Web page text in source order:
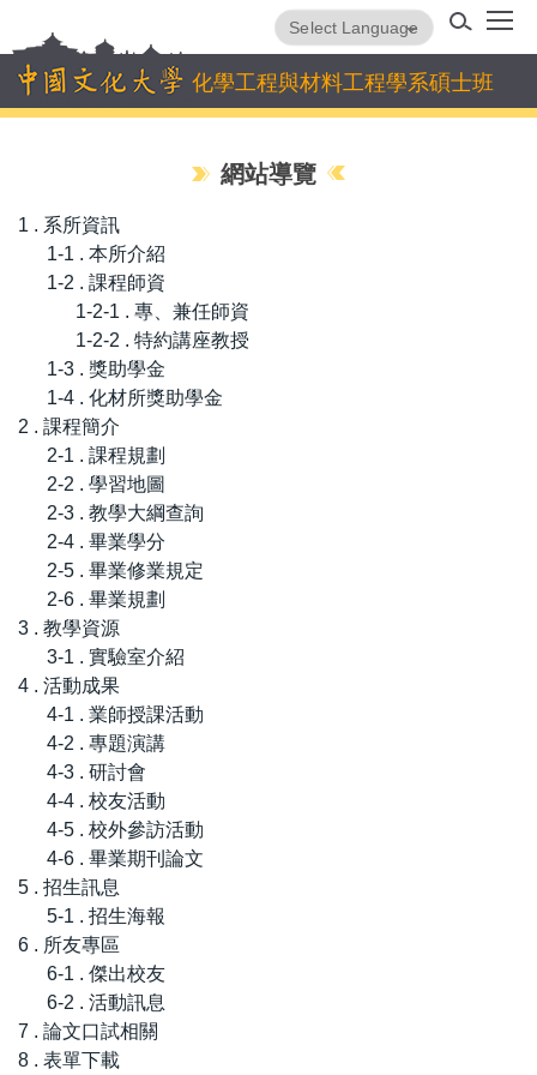
到
主
要
化學工程與材料工程學系碩士班
Translate
網站導覽
1 . 系所資訊
1-1 . 本所介紹
1-2 . 課程師資
1-2-1 . 專、兼任師資
1-2-2 . 特約講座教授
1-3 . 獎助學金
1-4 . 化材所獎助學金
2 . 課程簡介
2-1 . 課程規劃
2-2 . 學習地圖
2-3 . 教學大綱查詢
2-4 . 畢業學分
2-5 . 畢業修業規定
2-6 . 畢業規劃
3 . 教學資源
3-1 . 實驗室介紹
4 . 活動成果
4-1 . 業師授課活動
4-2 . 專題演講
4-3 . 研討會
4-4 . 校友活動
4-5 . 校外參訪活動
4-6 . 畢業期刊論文
5 . 招生訊息
5-1 . 招生海報
6 . 所友專區
6-1 . 傑出校友
6-2 . 活動訊息
7 . 論文口試相關
8 . 表單下載